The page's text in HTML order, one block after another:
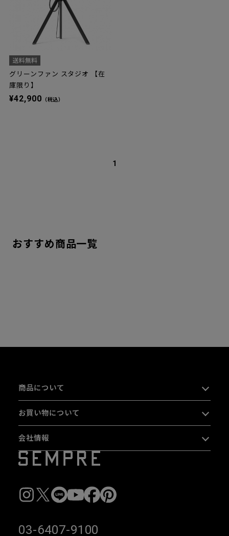
グリーンファン スタジオ 【在
庫限り】
¥42,900 （税込）
1
おすすめ商品一覧
商品について
お買い物について
会社情報
03-6407-9100